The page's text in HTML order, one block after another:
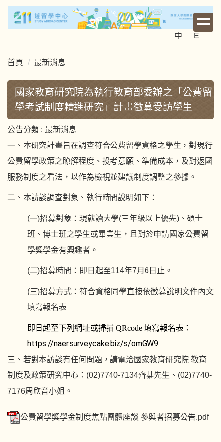
跳
主
容
區
中 E
首頁 最新消息
國家教育研究院為執行教育部委辦之「公費留
學考試制度精進研究」計畫徵募受訪學生
公告分類 : 最新消息
一、本研究計畫旨在調查符合公費留學資格之學生，對現行
公費留學政策之瞭解程度、投考意願、準備成本，及對返國
服務制度之看法，以作為檢視並建議制度調整之參據。
二、本訪談調查對象、執行時間說明如下：
(一)招募對象：現就讀大學(三年級以上優先)、碩士
班、博士班之學生或畢業生，且對於申請國家公費留
學獎學金有興趣者。
(二)招募時間：即日起至114年7月6日止。
(三)招募方式：符合資格同學直接依徵募說明文件內文
填寫報名表
即日起至下列網址或掃描 QRcode 填寫報名表：
https://naer.surveycake.biz/s/omGW9
三、若對本訪談有任何問題，請電洽國家教育研究院 教育
制度及政策研究中心：(02)7740-7134齊棊先生、(02)7740-
7176周欣音小姐。
公費留學獎學金制度焦點團體座談 參與者招募公告.pdf